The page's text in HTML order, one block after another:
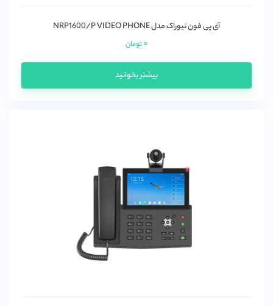
آی پی فون نیوراک مدل NRP1600/P VIDEO PHONE
۰تومان
بیشتر بخوانید